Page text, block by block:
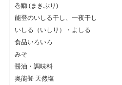
巻鰤 (まきぶり)
能登のいしる干し、一夜干し
いしる（いしり）・よしる
食品いろいろ
みそ
醤油・調味料
奥能登 天然塩